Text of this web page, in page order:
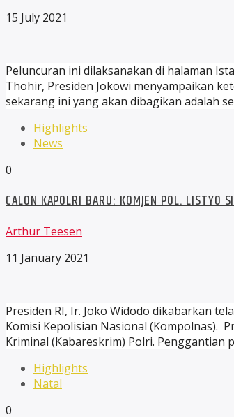
15 July 2021
Peluncuran ini dilaksanakan di halaman
Thohir, Presiden Jokowi menyampaikan
sekarang ini yang akan dibagikan adalah
Highlights
News
0
CALON KAPOLRI BARU: KOMJEN POL. LISTYO
Arthur Teesen
11 January 2021
Presiden RI, Ir. Joko Widodo dikabarkan
Komisi Kepolisian Nasional (Kompolnas).
Kriminal (Kabareskrim) Polri.
Highlights
Natal
0